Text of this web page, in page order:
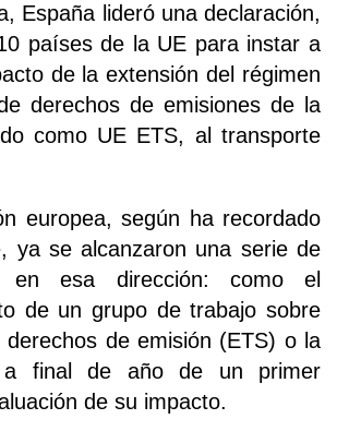
España lideró una declaración,
países de la UE para instar a
de la extensión del régimen
derechos de emisiones de la
como UE ETS, al transporte
europea, según ha recordado
ya se alcanzaron una serie de
en esa dirección: como el
de un grupo de trabajo sobre
de emisión (ETS) o la
a final de año de un primer
de su impacto.